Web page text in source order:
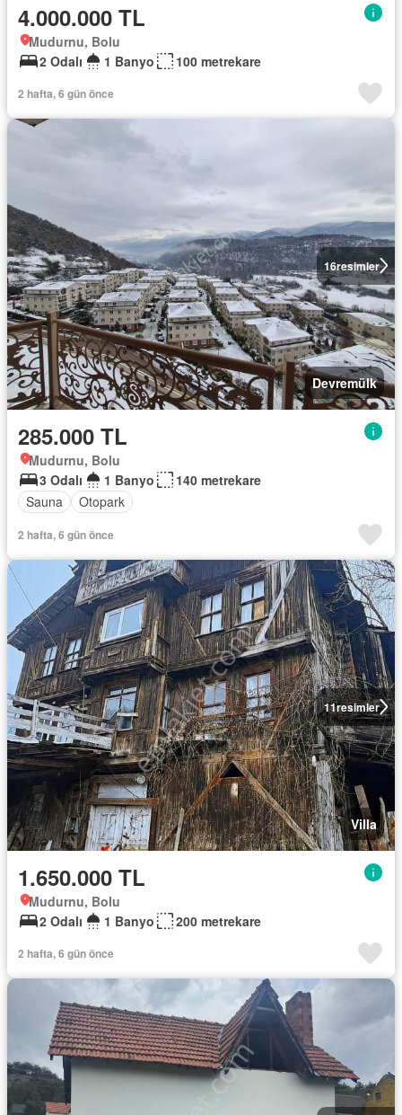
4.000.000 TL
Mudurnu, Bolu
2 Odalı
1 Banyo 100 metrekare
2 hafta, 6 gün önce
16resimler
Devremülk
285.000 TL
Mudurnu, Bolu
3 Odalı
1 Banyo
140 metrekare
Sauna
Otopark
2 hafta, 6 gün önce
11resimler
Villa
1.650.000 TL
Mudurnu, Bolu
2 Odalı
1 Banyo 200 metrekare
2 hafta, 6 gün önce